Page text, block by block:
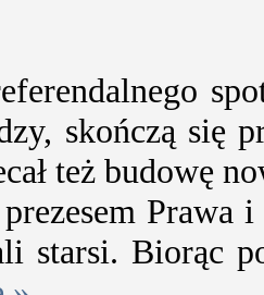
skończą się
też budowę
starsi. Biorąc